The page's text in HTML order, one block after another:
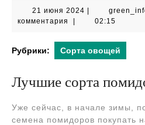
21 июня 2024 21
июня
комментария
02:15
Рубрики: Сорта овощей
Лучшие сорта
Уже сейчас, в начале зимы,
семена помидоров покупать